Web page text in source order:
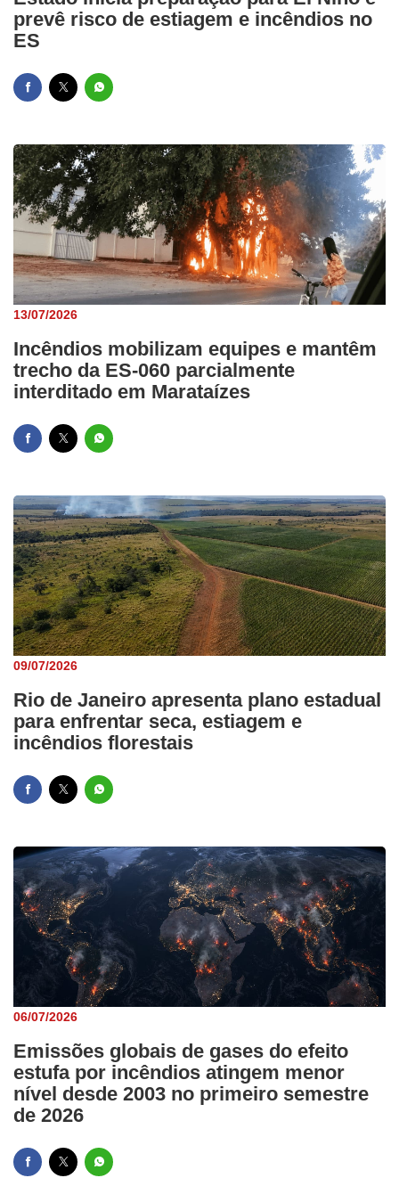
prevê risco de estiagem e incêndios no
ES
13/07/2026
Incêndios mobilizam equipes e mantêm
trecho da ES-060 parcialmente
interditado em Marataízes
09/07/2026
Rio de Janeiro apresenta plano estadual
para enfrentar seca, estiagem e
incêndios florestais
06/07/2026
Emissões globais de gases do efeito
estufa por incêndios atingem menor
nível desde 2003 no primeiro semestre
de 2026